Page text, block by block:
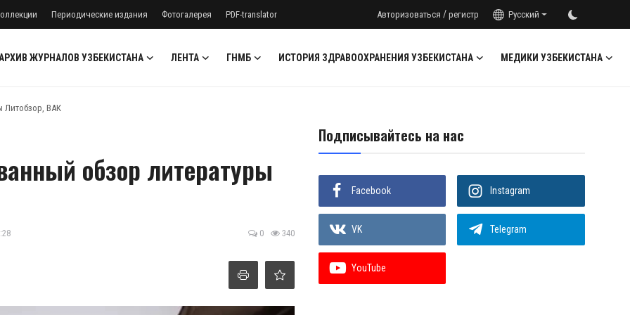
Периодические издания Фотогалерея PDF-translator Авторизоваться / регистр Русский
ЖУРНАЛОВ УЗБЕКИСТАНА ЛЕНТА ГНМБ ИСТОРИЯ ЗДРАВООХРАНЕНИЯ УЗБЕКИСТАНА МЕДИКИ УЗБЕКИСТАНА
Литобзор, ВАК
обзор литературы
0 340
Подписывайтесь на нас
Facebook Instagram
VK Telegram
YouTube